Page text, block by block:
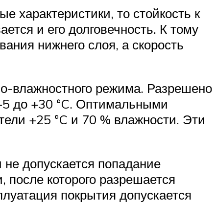
характеристики, то стойкость к
и его долговечность. К тому
нижнего слоя, а скорость
влажностного режима. Разрешено
до +30 °C. Оптимальными
+25 °C и 70 % влажности. Эти
допускается попадание
которого разрешается
покрытия допускается